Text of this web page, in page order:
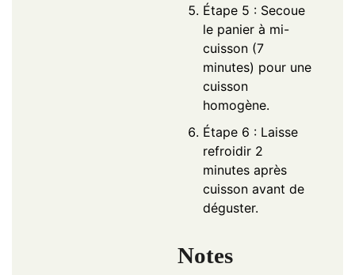
Étape 5 : Secoue
le panier à mi-
cuisson (7
minutes) pour une
cuisson
homogène.
Étape 6 : Laisse
refroidir 2
minutes après
cuisson avant de
déguster.
Notes